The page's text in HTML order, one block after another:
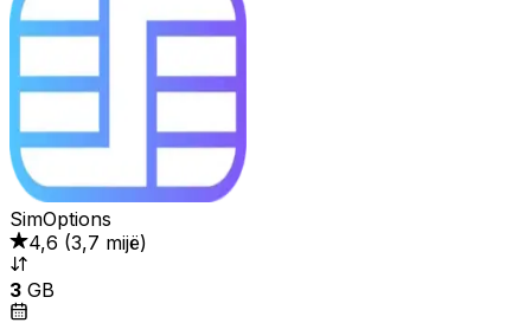
SimOptions
4,6 (3,7 mijë)
3 GB